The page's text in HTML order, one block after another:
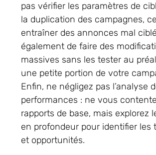
pas vérifier les paramètres de
la duplication des campagnes,
entraîner des annonces mal
également de faire des
massives sans les tester au
une petite portion de votre
Enfin, ne négligez pas l’analyse
performances : ne vous
rapports de base, mais explorez
en profondeur pour identifier les
et opportunités.